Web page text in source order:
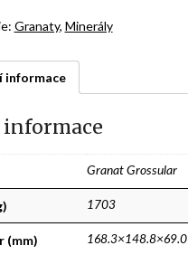
Granaty, Minerály
informace
informace
Granat Grossular
1703
(mm) 168.3×148.8×69.0